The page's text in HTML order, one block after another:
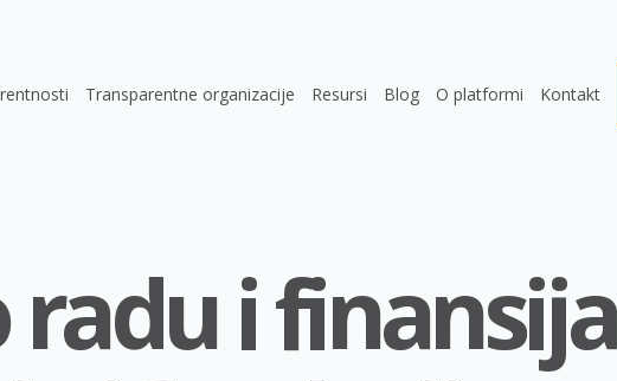
Transparentne organizacije Resursi Blog O platformi Kontakt
radu i